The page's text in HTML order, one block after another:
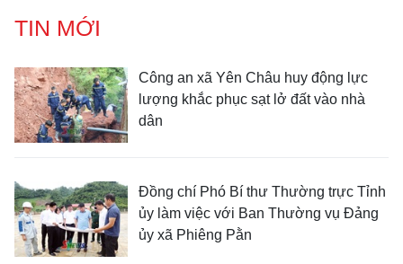
TIN MỚI
Công an xã Yên Châu huy động lực
lượng khắc phục sạt lở đất vào nhà
dân
Đồng chí Phó Bí thư Thường trực Tỉnh
ủy làm việc với Ban Thường vụ Đảng
ủy xã Phiêng Pằn